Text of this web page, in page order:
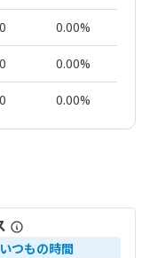
0 0.00%
0 0.00%
0 0.00%
いつもの時間